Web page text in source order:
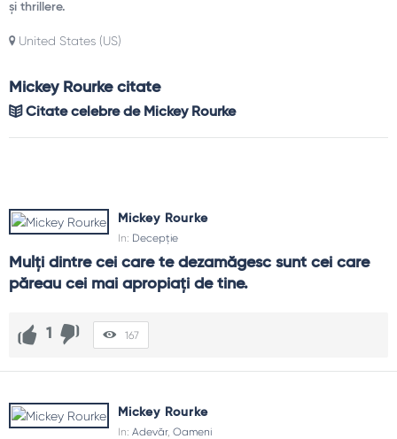
și thrillere.
United States (US)
Mickey Rourke citate
Citate celebre de Mickey Rourke
Mickey Rourke
In: Decepție
Mulți dintre cei care te dezamăgesc sunt cei care
păreau cei mai apropiați de tine.
1 167
Mickey Rourke
In: Adevăr, Oameni